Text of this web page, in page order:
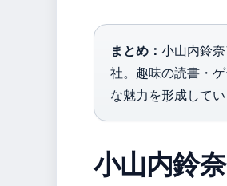
まとめ： 小山内鈴
社。趣味の読書・
な魅力を形成してい
小山内鈴